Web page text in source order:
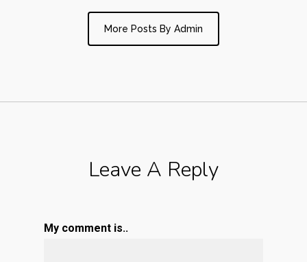
More Posts By Admin
Leave A Reply
My comment is..